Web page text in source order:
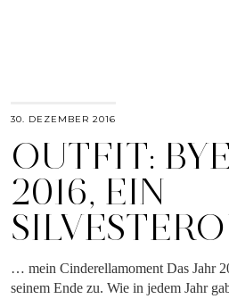
30. DEZEMBER 2016
OUTFIT:
2016, EIN
… mein Cinderellamoment Das Jahr
seinem Ende zu. Wie in jedem Jahr